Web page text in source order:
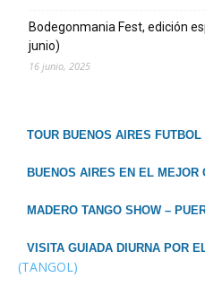
Bodegonmania Fest, edición
junio)
16 junio, 2025
TOUR BUENOS AIRES FUTBOL
BUENOS AIRES EN EL MEJOR
MADERO TANGO SHOW –
VISITA GUIADA DIURNA POR
(TANGOL)